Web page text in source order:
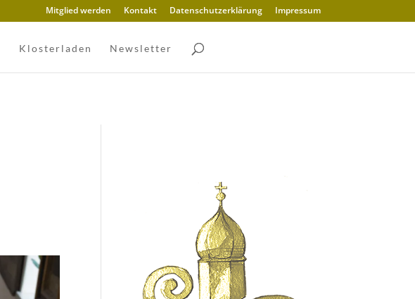
Mitglied werden Kontakt Datenschutzerklärung Impressum
Klosterladen Newsletter